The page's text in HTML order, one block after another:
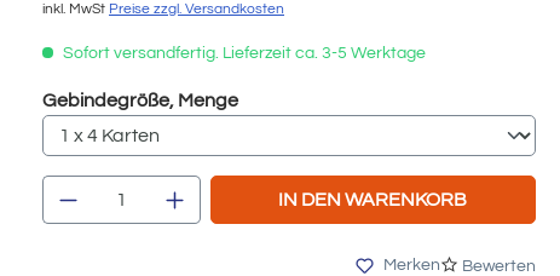
inkl. MwSt Preise zzgl. Versandkosten
Sofort versandfertig. Lieferzeit ca. 3-5 Werktage
Gebindegröße, Mengeauswählen
Produkt Anzahl: Gib den gewünschten
IN DEN WARENKORB
Merken Bewerten